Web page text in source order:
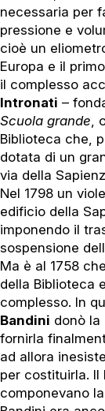
necessaria per
pressione e
cioè un
Europa e il
il complesso
Intronati –
Scuola grande,
Biblioteca che,
dotata di un
via della
Nel 1798 un
edificio della
imponendo il
sospensione
Ma è al 1758
della Biblioteca
complesso. In
Bandini donò la
fornirla
ad allora
per costituirla.
componevano